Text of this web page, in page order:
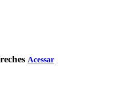
Acessar